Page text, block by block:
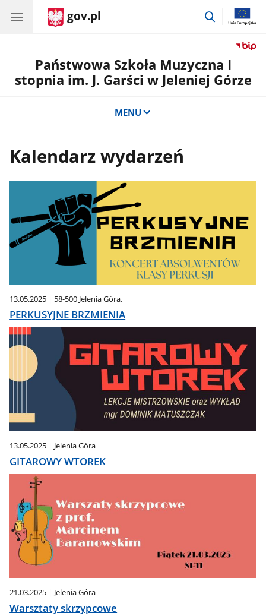
gov.pl
przejdź
Państwowa Szkoła Muzyczna I
stopnia im. J. Garści w Jeleniej Górze
MENU
Kalendarz wydarzeń
13.05.2025 58-500 Jelenia Góra,
PERKUSYJNE BRZMIENIA
13.05.2025 Jelenia Góra
GITAROWY WTOREK
21.03.2025 Jelenia Góra
Warsztaty skrzypcowe